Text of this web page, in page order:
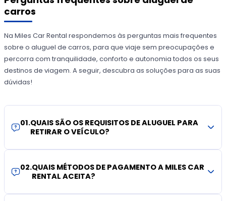
carros
Na Miles Car Rental respondemos às perguntas mais frequentes
sobre o aluguel de carros, para que viaje sem preocupações e
percorra com tranquilidade, conforto e autonomia todos os seus
destinos de viagem. A seguir, descubra as soluções para as suas
dúvidas!
01.QUAIS SÃO OS REQUISITOS DE ALUGUEL PARA
RETIRAR O VEÍCULO?
02.QUAIS MÉTODOS DE PAGAMENTO A MILES CAR
RENTAL ACEITA?